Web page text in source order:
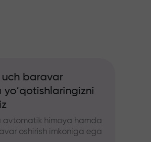
uch baravar
yo‘qotishlaringizni
avtomatik himoya hamda
oshirish imkoniga ega